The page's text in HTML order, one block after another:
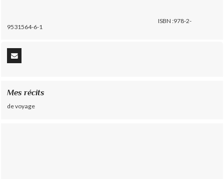
ISBN :978-2-
9531564-6-1
Mes récits
de voyage